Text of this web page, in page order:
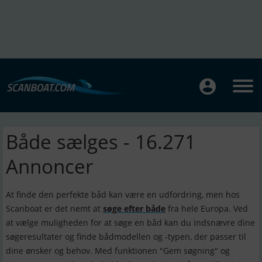
Både sælges - 16.271
Annoncer
At finde den perfekte båd kan være en udfordring, men hos
Scanboat er det nemt at søge efter både fra hele Europa. Ved
at vælge muligheden for at søge en båd kan du indsnævre dine
søgeresultater og finde bådmodellen og -typen, der passer til
dine ønsker og behov. Med funktionen "Gem søgning" og